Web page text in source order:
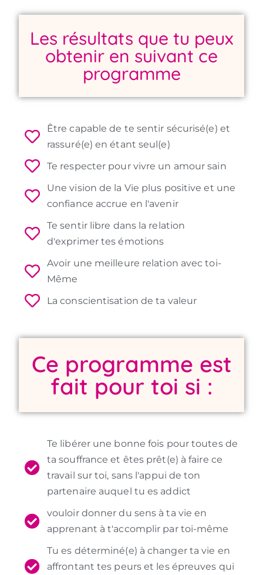
Les résultats que tu peux
obtenir en suivant ce
programme
Être capable de te sentir sécurisé(e) et
rassuré(e) en étant seul(e)
Te respecter pour vivre un amour sain
Une vision de la Vie plus positive et une
confiance accrue en l'avenir
Te sentir libre dans la relation
d'exprimer tes émotions
Avoir une meilleure relation avec toi-
Même
La conscientisation de ta valeur
Ce programme est
fait pour toi si :
Te libérer une bonne fois pour toutes de
ta souffrance et êtes prêt(e) à faire ce
travail sur toi, sans l'appui de ton
partenaire auquel tu es addict
vouloir donner du sens à ta vie en
apprenant à t'accomplir par toi-même
Tu es déterminé(e) à changer ta vie en
affrontant tes peurs et les épreuves qui